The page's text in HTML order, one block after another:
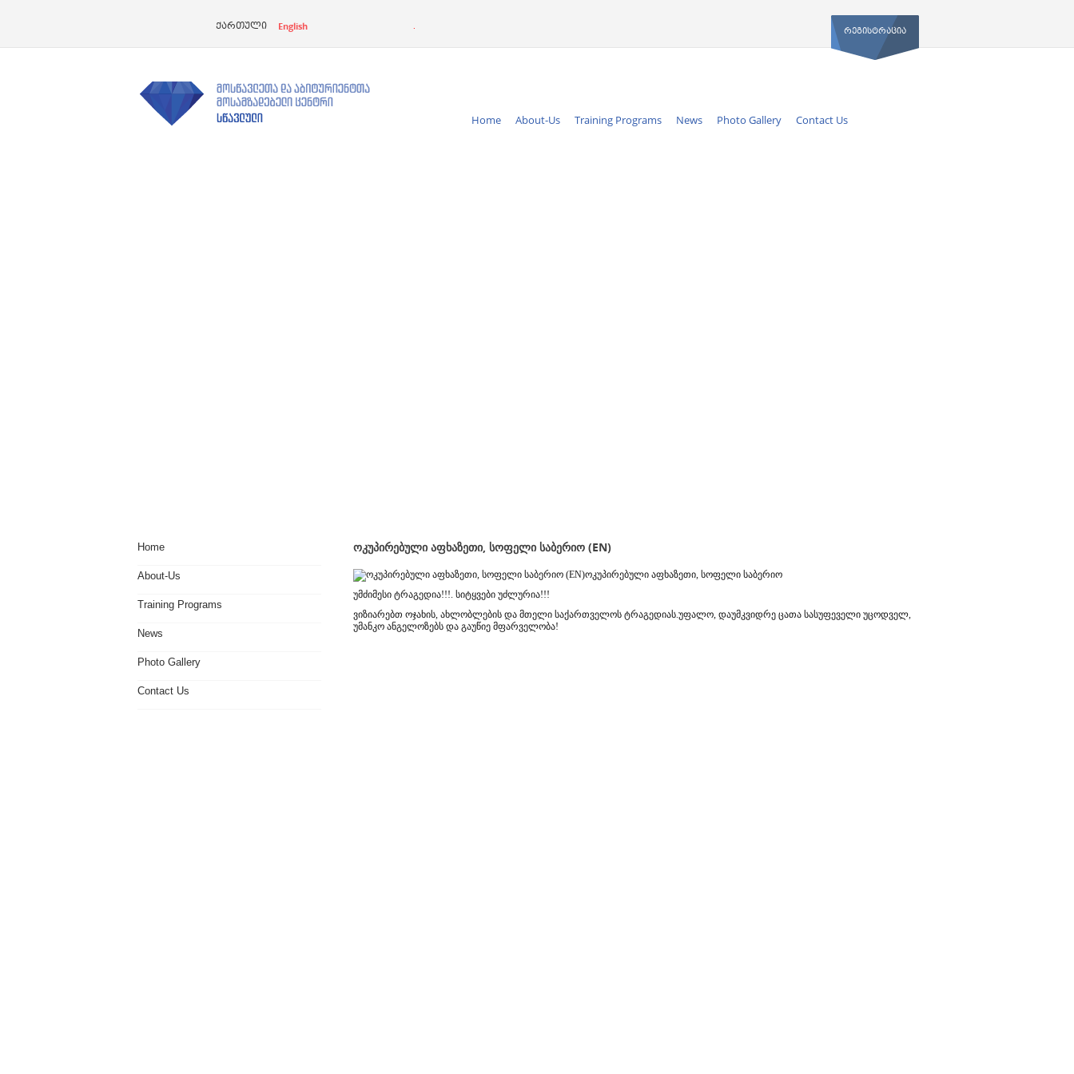
English
ქართული
ᲠᲔᲒᲘᲡᲢᲠᲐᲪᲘᲐ
Home About-Us Training Programs News Photo Gallery Contact Us
Home
About-Us
Training Programs
News
Photo Gallery
Contact Us
ᲝᲙᲣᲞᲘᲠᲔᲑᲣᲚᲘ ᲐᲤᲮᲐᲖᲔᲗᲘ, ᲡᲝᲤᲔᲚᲘ ᲡᲐᲑᲔᲠᲘᲝ (EN)
ოკუპირებული აფხაზეთი, სოფელი საბერიო
უმძიმესი ტრაგედია!!!. სიტყვები უძლურია!!!
ვიზიარებთ ოჯახის, ახლობლების და მთელი საქართველოს ტრაგედიას.უფალო, დაუმკვიდრე ცათა სასუფეველი უცოდველ,
უმანკო ანგელოზებს და გაუწიე მფარველობა!